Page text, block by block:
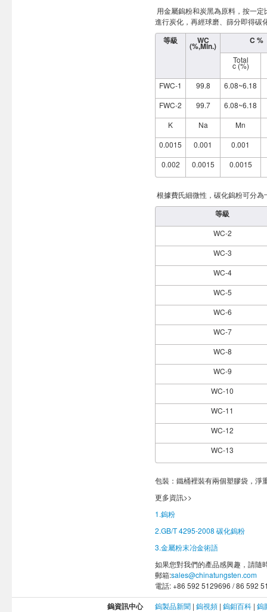
用金屬鎢粉和炭黑為原料，按一
進行炭化，再經球磨、篩分即得碳
等級 WC
(%,Min.)
C %
Total
c (%)
FWC-1
99.8
6.08~6.18
FWC-2
99.7
6.08~6.18
K
Na
Mn
0.0015
0.001
0.001
0.002
0.0015 0.0015
根據費氏細微性，碳化鎢粉可分為
等級
WC-2
WC-3
WC-4
WC-5
WC-6
WC-7
WC-8
WC-9
WC-10
WC-11
WC-12
WC-13
包裝：鐵桶裡裝有兩個塑膠袋，淨
更多資訊>>
1.鎢粉
2.GB/T 4295-2008 碳化鎢粉
3.金屬粉末冶金術語
如果您對我們的產品感興趣，請隨
郵箱:sales@chinatungsten.com
電話: +86 592 5129696 / 86 592
鎢資訊中心 鎢製品新聞 | 鎢視頻 | 鎢鉬百科 | 鎢